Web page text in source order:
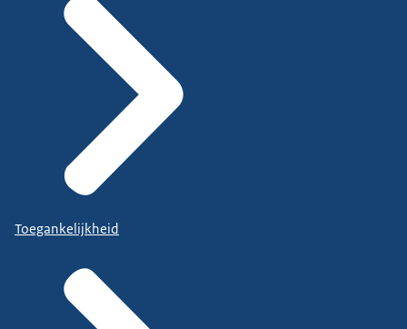
Toegankelijkheid